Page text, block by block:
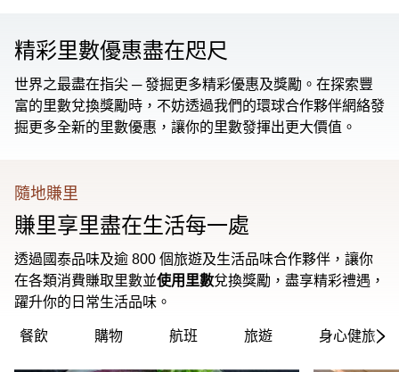
精彩里數優惠盡在咫尺
世界之最盡在指尖 ─ 發掘更多精彩優惠及獎勵。在探索豐
富的里數兌換獎勵時，不妨透過我們的環球合作夥伴網絡發
掘更多全新的里數優惠，讓你的里數發揮出更大價值。
隨地賺里
賺里享里盡在生活每一處
透過國泰品味及逾 800 個旅遊及生活品味合作夥伴，讓你
在各類消費賺取里數並使用里數兌換獎勵，盡享精彩禮遇，
躍升你的日常生活品味。
餐飲 購物 航班 旅遊 身心健旅